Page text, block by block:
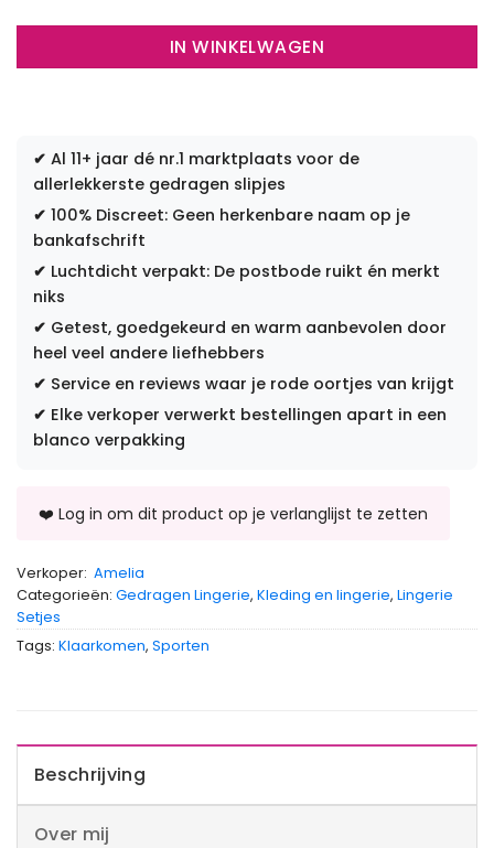
IN WINKELWAGEN
✔ Al 11+ jaar dé nr.1 marktplaats voor de
allerlekkerste gedragen slipjes
✔ 100% Discreet: Geen herkenbare naam op je
bankafschrift
✔ Luchtdicht verpakt: De postbode ruikt én merkt
niks
✔ Getest, goedgekeurd en warm aanbevolen door
heel veel andere liefhebbers
✔ Service en reviews waar je rode oortjes van krijgt
✔ Elke verkoper verwerkt bestellingen apart in een
blanco verpakking
Verkoper: Amelia
Categorieën: Gedragen Lingerie, Kleding en lingerie, Lingerie
Setjes
Tags: Klaarkomen, Sporten
Beschrijving
Over mij